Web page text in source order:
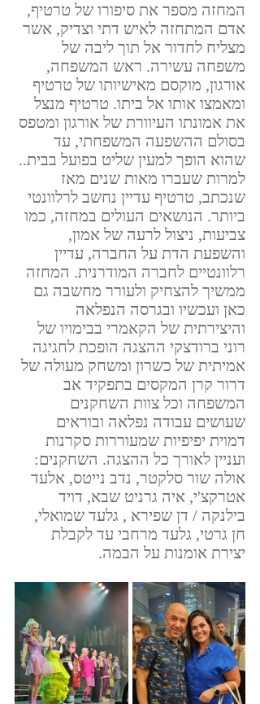
המחזה מספר את סיפורו של טרטיף,
אדם המתחזה לאיש דתי וצדיק, אשר
מצליח לחדור אל תוך ליבה של
משפחה עשירה. ראש המשפחה,
אורגון, מוקסם מאישיותו של טרטיף
ומאמצו אותו אל ביתו. טרטיף מנצל
את אמונתו העיוורת של אורגון ומטפס
בסולם ההשפעה המשפחתי, עד
שהוא הופך למעין שליט בפועל בבית..
למרות שעברו מאות שנים מאז
שנכתב, טרטיף עדיין נחשב לרלוונטי
ביותר. הנושאים העולים במחזה, כמו
צביעות, ניצול לרעה של אמון,
והשפעת הדת על החברה, עדיין
רלוונטיים לחברה המודרנית. המחזה
ממשיך להצחיק ולעורר מחשבה גם
כאן ועכשיו ובגרסה הנפלאה
והיצירתית של הקאמרי בבימויו של
רוני ברודצקי ההצגה הופכת לחגיגה
אמיתית של כשרון ומשחק מעולה של
דרור קרן המקסים בתפקיד אב
המשפחה וכל צוות השחקנים
שעושים עבודה נפלאה ובוראים
דמוית יפיפיות שמעוררות סקרנות
ועניין לאורך כל ההצגה. השחקנים:
אולה שור סלקטר, נדב נייטס, אלעד
אטרקצ'י, איה גרניט שבא, דויד
בילנקה / דן שפירא , גלעד שמואלי,
חן גרטי, גלעד מרחבי עד לקבלת
יצירת אומנות על הבמה.